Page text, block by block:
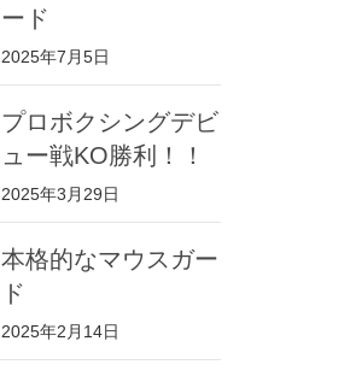
ード
2025年7月5日
プロボクシングデビ
ュー戦KO勝利！！
2025年3月29日
本格的なマウスガー
ド
2025年2月14日